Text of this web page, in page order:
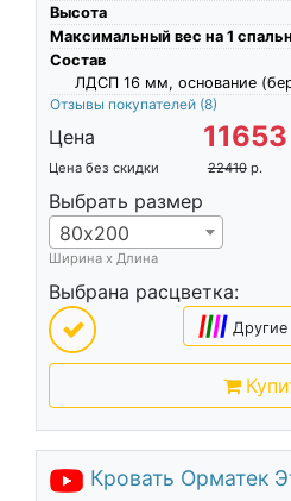
Высота
Максимальный вес на 1
Состав
ЛДСП 16 мм, основание
Отзывы покупателей (8)
Цена 11653
Цена без скидки 22410 р.
Выбрать размер
80х200
Ширина х Длина
Выбрана расцветка:
|||| Другие
Кровать Орматек